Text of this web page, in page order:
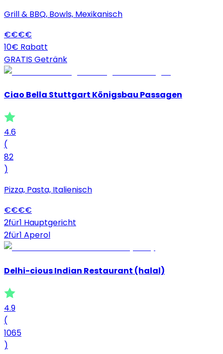
Grill & BBQ, Bowls, Mexikanisch
€€€€
10€ Rabatt
GRATIS Getränk
Ciao Bella Stuttgart Königsbau Passagen
4.6
(
82
)
Pizza, Pasta, Italienisch
€€€€
2für1 Hauptgericht
2für1 Aperol
Delhi-cious Indian Restaurant (halal)
4.9
(
1065
)